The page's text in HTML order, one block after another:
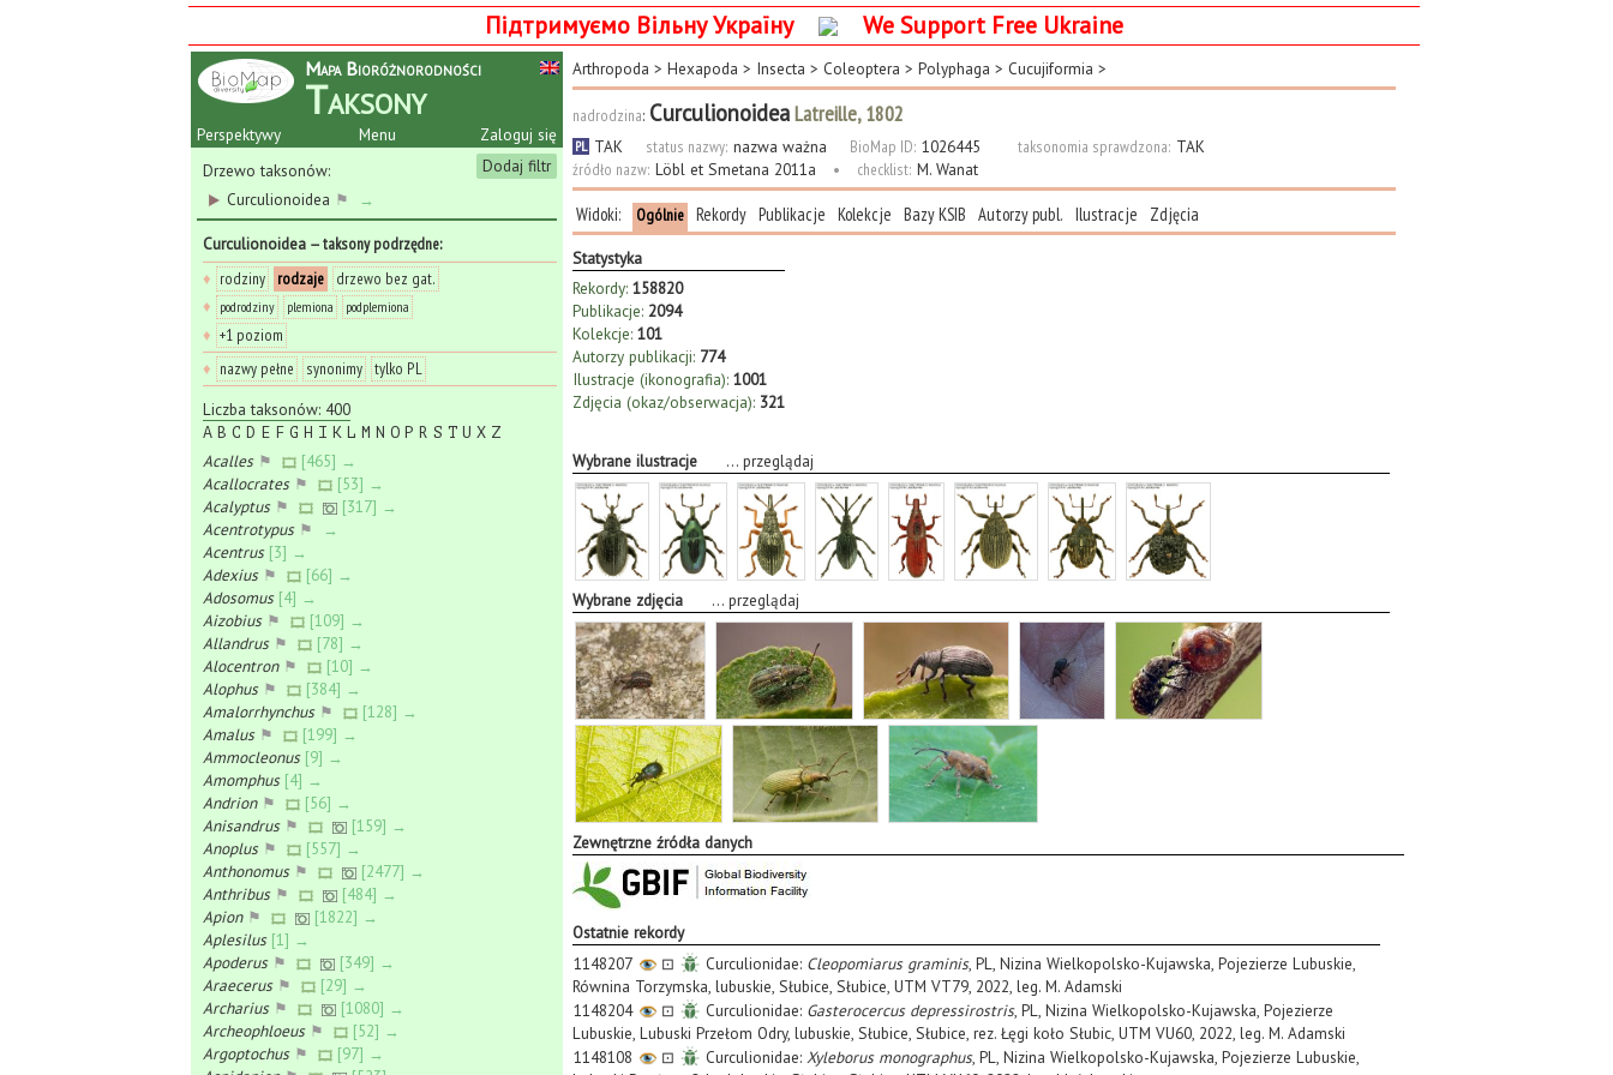
Підтримуємо Вільну Україну We Support Free Ukraine
Mapa Bioróżnorodności
Taksony
Perspektywy Zaloguj się
Menu
Dodaj filtr
Drzewo taksonów:
Curculionoidea ⚑ →
Curculionoidea — taksony podrzędne:
♦ rodziny rodzaje
drzewo bez gat.
♦ podrodziny plemiona podplemiona
♦ +1 poziom
♦ nazwy pełne synonimy tylko PL
Liczba taksonów: 400
A B C D E F G H I K L M N O P R S T U X Z
Acalles⚑
[465] →
Acallocrates⚑
[53] →
Acalyptus⚑
[317] →
Acentrotypus⚑
→
Acentrus [3] →
Adexius⚑
[66] →
Adosomus [4] →
Aizobius⚑
[109] →
Allandrus⚑
[78] →
Alocentron⚑
[10] →
Alophus⚑
[384] →
Amalorrhynchus⚑
[128] →
Amalus⚑
[199] →
Ammocleonus [9] →
Amomphus [4] →
Andrion⚑
[56] →
Anisandrus⚑
[159] →
Anoplus⚑
[557] →
Anthonomus⚑
[2477] →
Anthribus⚑
[484] →
Apion⚑
[1822] →
Aplesilus [1] →
Apoderus⚑
[349] →
Araecerus⚑
[29] →
Archarius⚑
[1080] →
Archeophloeus⚑
[52] →
Argoptochus⚑
[97] →
Arthropoda > Hexapoda > Insecta > Coleoptera > Polyphaga > Cucujiformia >
nadrodzina: CurculionoideaLatreille, 1802
PL TAK status nazwy: nazwa ważna BioMap ID: 1026445 taksonomia sprawdzona: TAK
źródło nazw: Löbl et Smetana 2011a • checklist: M. Wanat
Widoki: Ogólnie Rekordy Publikacje Kolekcje Bazy KSIB Autorzy publ. Ilustracje Zdjęcia
Statystyka
Rekordy: 158820
Publikacje: 2094
Kolekcje: 101
Autorzy publikacji: 774
Ilustracje (ikonografia): 1001
Zdjęcia (okaz/obserwacja): 321
Wybrane ilustracje ... przeglądaj
Wybrane zdjęcia ... przeglądaj
Zewnętrzne źródła danych
Ostatnie rekordy
1148207
⊡ Curculionidae: Cleopomiarus graminis, PL, Nizina Wielkopolsko-Kujawska, Pojezierze Lubuskie,
Równina Torzymska, lubuskie, Słubice, Słubice, UTM VT79, 2022, leg. M. Adamski
1148204
⊡ Curculionidae: Gasterocercus depressirostris, PL, Nizina Wielkopolsko-Kujawska, Pojezierze
Lubuskie, Lubuski Przełom Odry, lubuskie, Słubice, Słubice, rez. Łęgi koło Słubic, UTM VU60, 2022, leg. M. Adamski
1148108
⊡ Curculionidae: Xyleborus monographus, PL, Nizina Wielkopolsko-Kujawska, Pojezierze Lubuskie,